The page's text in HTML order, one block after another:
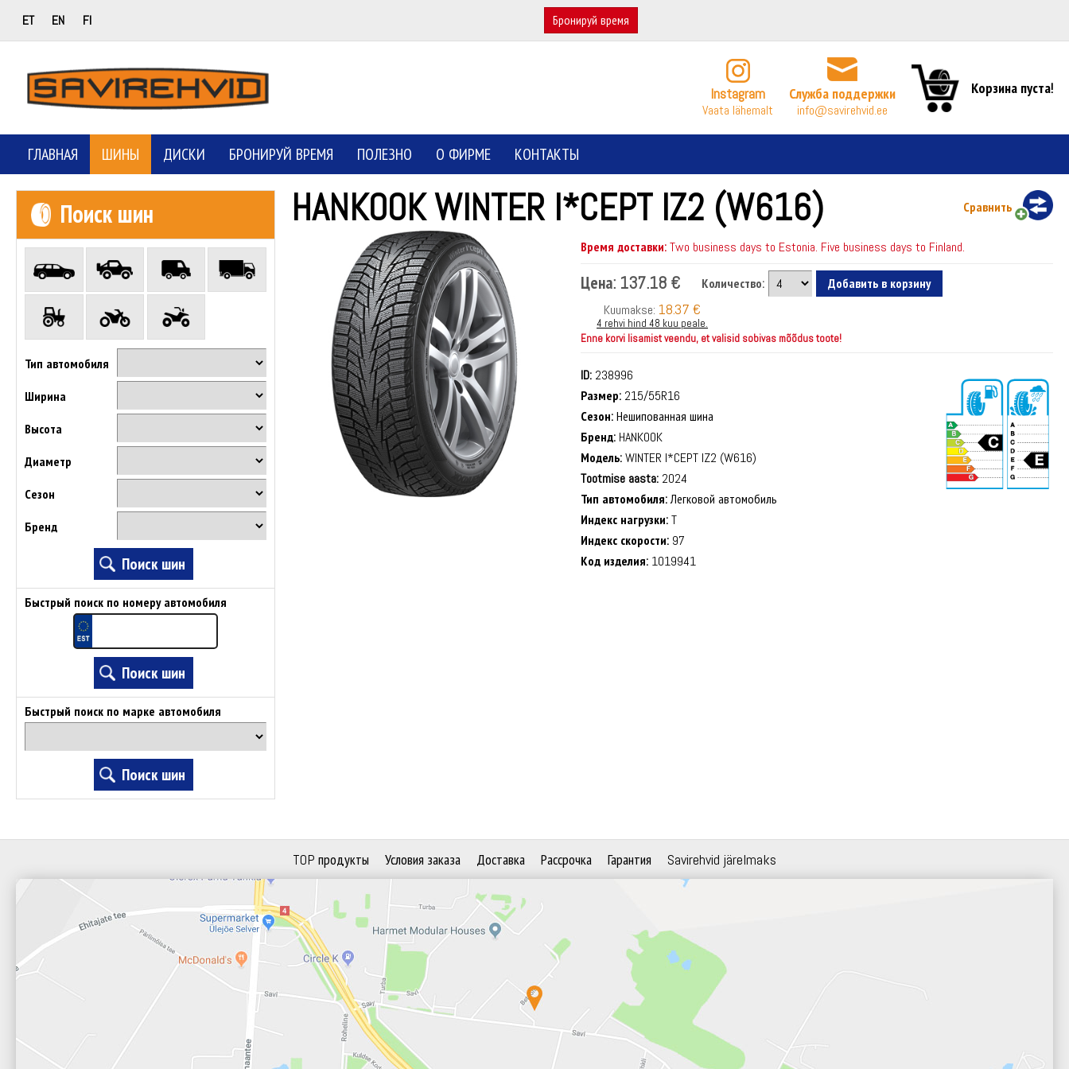
ET EN FI Бронируй время
Instagram
Vaata lähemalt
Служба поддержки
info@savirehvid.ee
Корзина пуста!
ГЛАВНАЯ ШИНЫ ДИСКИ БРОНИРУЙ ВРЕМЯ ПОЛЕЗНО О ФИРМЕ КОНТАКТЫ
Поиск шин
Тип автомобиля
Ширина
Высота
Диаметр
Сезон
Бренд
Быстрый поиск по номеру автомобиля
Быстрый поиск по марке автомобиля
HANKOOK WINTER I*CEPT IZ2 (W616) Сравнить
Время доставки:Two business days to Estonia. Five business days to Finland.
Цена: 137.18 €
Количество:
Kuumakse: 18.37 €
4 rehvi hind 48 kuu peale.
Enne korvi lisamist veendu, et valisid sobivas mõõdus toote!
ID: 238996
Размер: 215/55R16
Сезон:Нешипованная шина
Бренд: HANKOOK
Модель:WINTER I*CEPT IZ2 (W616)
Tootmise aasta: 2024
Тип автомобиля:Легковой автомобиль
Индекс нагрузки:T
Индекс скорости: 97
Код изделия: 1019941
TOP продукты Условия заказа Доставка Рассрочка Гарантия Savirehvid järelmaks